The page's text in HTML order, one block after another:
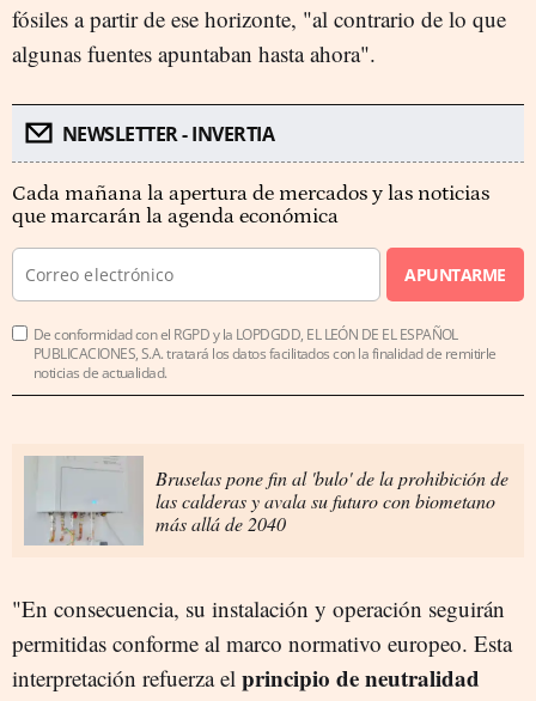
fósiles a partir de ese horizonte, "al contrario de lo que
algunas fuentes apuntaban hasta ahora".
NEWSLETTER - INVERTIA
Cada mañana la apertura de mercados y las noticias
que marcarán la agenda económica
APUNTARME
De conformidad con el RGPD y la LOPDGDD, EL LEÓN DE EL ESPAÑOL
PUBLICACIONES, S.A. tratará los datos facilitados con la finalidad de remitirle
noticias de actualidad.
Bruselas pone fin al 'bulo' de la prohibición de
las calderas y avala su futuro con biometano
más allá de 2040
"En consecuencia, su instalación y operación seguirán
permitidas conforme al marco normativo europeo. Esta
interpretación refuerza el principio de neutralidad